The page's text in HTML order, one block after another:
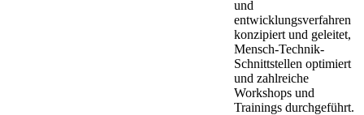
und
entwicklungsverfahren
konzipiert und geleitet,
Mensch-Technik-
Schnittstellen optimiert
und zahlreiche
Workshops und
Trainings durchgeführt.